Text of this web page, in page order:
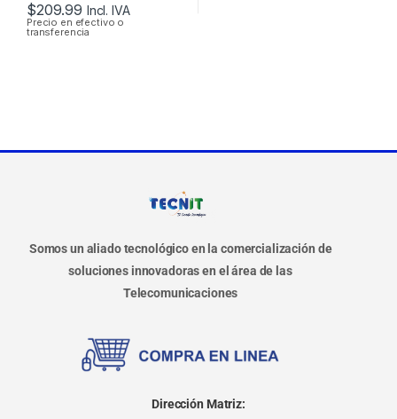
$209.99 Incl. IVA
Precio en efectivo o
transferencia
Somos un aliado tecnológico en la comercialización de
soluciones innovadoras en el área de las
Telecomunicaciones
Dirección Matriz: